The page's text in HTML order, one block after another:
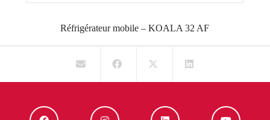
Réfrigérateur mobile – KOALA 32 AF